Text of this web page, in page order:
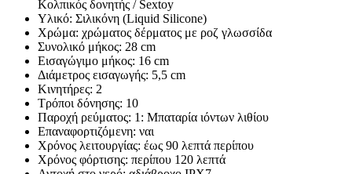
Κολπικός δονητής / Sextoy
Υλικό: Σιλικόνη (Liquid Silicone)
Χρώμα: χρώματος δέρματος με ροζ γλωσσίδα
Συνολικό μήκος: 28 cm
Εισαγώγιμο μήκος: 16 cm
Διάμετρος εισαγωγής: 5,5 cm
Κινητήρες: 2
Τρόποι δόνησης: 10
Παροχή ρεύματος: 1: Μπαταρία ιόντων λιθίου
Επαναφορτιζόμενη: ναι
Χρόνος λειτουργίας: έως 90 λεπτά περίπου
Χρόνος φόρτισης: περίπου 120 λεπτά